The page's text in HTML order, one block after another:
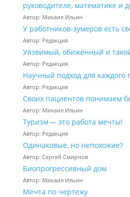
руководителе, математике и
Автор: Михаил Ильин
У работников‑зумеров есть
Автор: Редакция
Уязвимый, обиженный и
Автор: Редакция
Научный подход для каждого
Автор: Редакция
Своих пациентов понимаем
Автор: Михаил Ильин
Туризм — это работа мечты!
Автор: Редакция
Одинаковые, но непохожие?
Автор: Сергей Смирнов
Биопрогрессивный дом
Автор: Михаил Ильин
Мечта по чертежу